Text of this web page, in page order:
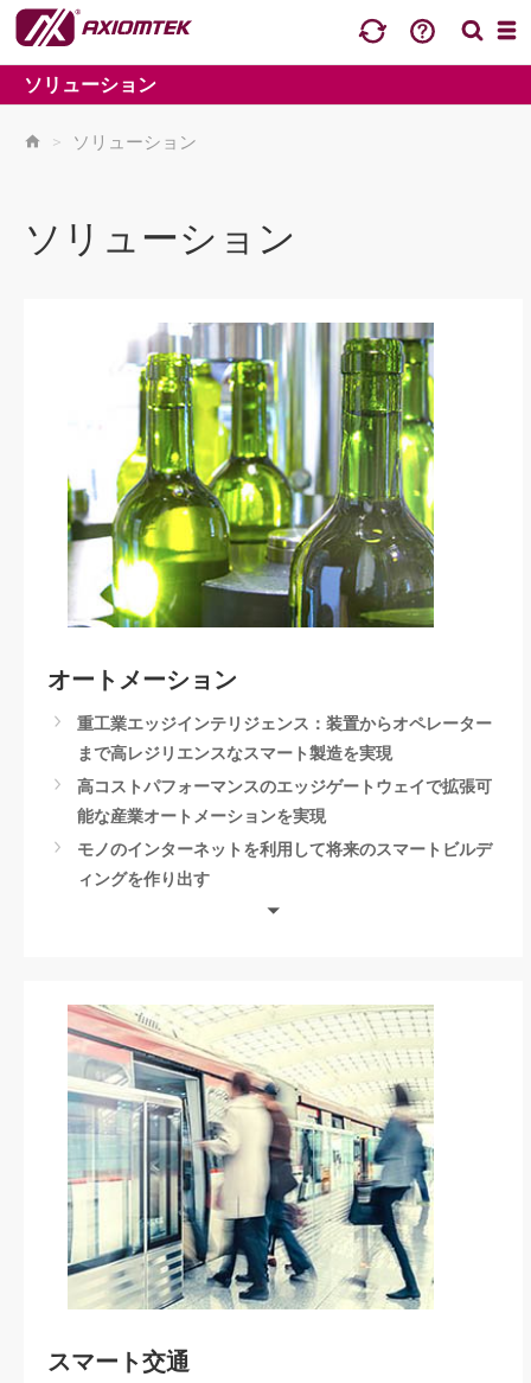
ソリューション
> ソリューション
ソリューション
オートメーション
重工業エッジインテリジェンス：装置からオペレーター
まで高レジリエンスなスマート製造を実現
高コストパフォーマンスのエッジゲートウェイで拡張可
能な産業オートメーションを実現
モノのインターネットを利用して将来のスマートビルデ
ィングを作り出す
二酸化炭素排出追跡ソリューション
AIoT AIオートメーション
AMR自律移動ロボットソリューション
Personal Protection Equipment Detection
Smart Packaging
Smart Manufacturing
Intelligent Warehouse Management
Machine Vision Solution
高信頼性のファクトリーオートメーションで祝祭日の需
要増大に対応
スマート交通